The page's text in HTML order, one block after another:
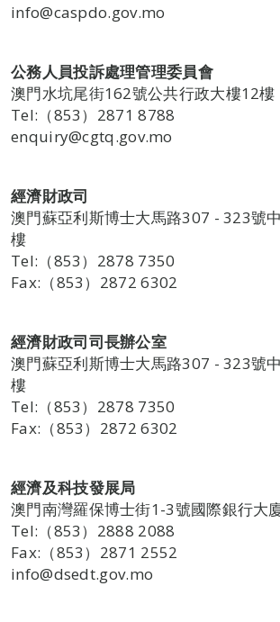
info@caspdo.gov.mo
公務人員投訴處理管理委員會
澳門水坑尾街162號公共行政大樓12樓
Tel:（853）2871 8788
enquiry@cgtq.gov.mo
經濟財政司
澳門蘇亞利斯博士大馬路307 - 323號
樓
Tel:（853）2878 7350
Fax:（853）2872 6302
經濟財政司司長辦公室
澳門蘇亞利斯博士大馬路307 - 323號
樓
Tel:（853）2878 7350
Fax:（853）2872 6302
經濟及科技發展局
澳門南灣羅保博士街1-3號國際銀行大
Tel:（853）2888 2088
Fax:（853）2871 2552
info@dsedt.gov.mo